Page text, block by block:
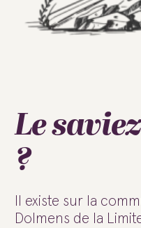
Le
?
Il existe sur la
Dolmens de la